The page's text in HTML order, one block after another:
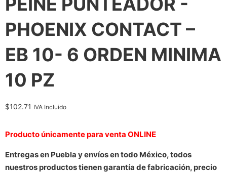
PHOENIX CONTACT –
EB 10- 6 ORDEN MINIMA
10 PZ
$102.71 IVA Incluido
Producto únicamente para venta ONLINE
Entregas en Puebla y envíos en todo México, todos
nuestros productos tienen garantía de fabricación, precio